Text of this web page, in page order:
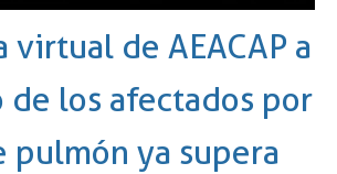
virtual de AEACAP a
los afectados por
pulmón ya supera